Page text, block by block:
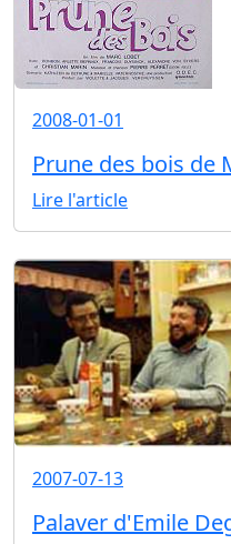
2008-01-01
Prune des bois de
Lire l'article
2007-07-13
Palaver d'Emile